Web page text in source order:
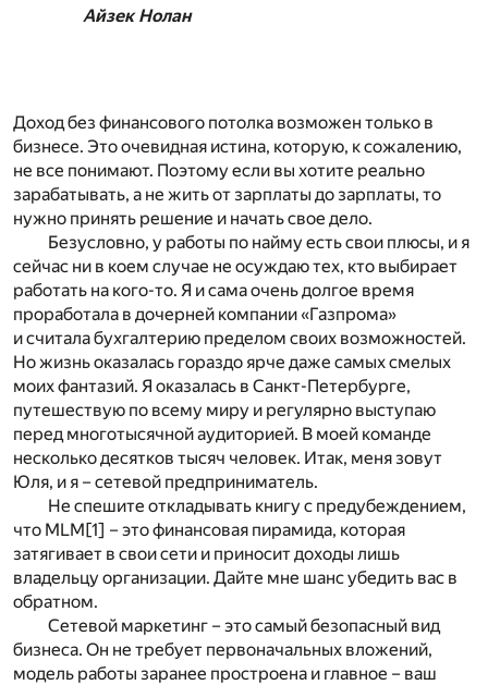
Айзек Нолан
Доход без финансового потолка возможен только в
бизнесе. Это очевидная истина, которую, к сожалению,
не все понимают. Поэтому если вы хотите реально
зарабатывать, а не жить от зарплаты до зарплаты, то
нужно принять решение и начать свое дело.
Безусловно, у работы по найму есть свои плюсы, и я
сейчас ни в коем случае не осуждаю тех, кто выбирает
работать на кого-то. Я и сама очень долгое время
проработала в дочерней компании «Газпрома»
и считала бухгалтерию пределом своих возможностей.
Но жизнь оказалась гораздо ярче даже самых смелых
моих фантазий. Я оказалась в Санкт-Петербурге,
путешествую по всему миру и регулярно выступаю
перед многотысячной аудиторией. В моей команде
несколько десятков тысяч человек. Итак, меня зовут
Юля, и я – сетевой предприниматель.
Не спешите откладывать книгу с предубеждением,
что MLM[1] – это финансовая пирамида, которая
затягивает в свои сети и приносит доходы лишь
владельцу организации. Дайте мне шанс убедить вас в
обратном.
Сетевой маркетинг – это самый безопасный вид
бизнеса. Он не требует первоначальных вложений,
модель работы заранее простроена и главное – ваш